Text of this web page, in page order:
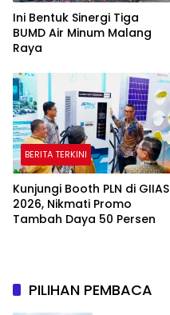
Ini Bentuk Sinergi Tiga
BUMD Air Minum Malang
Raya
BERITA TERKINI
Kunjungi Booth PLN di GIIAS
2026, Nikmati Promo
Tambah Daya 50 Persen
PILIHAN PEMBACA